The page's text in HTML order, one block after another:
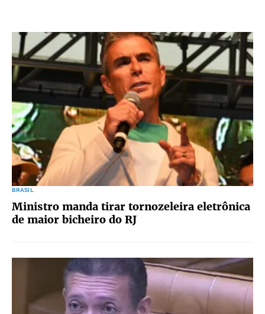
BRASIL
Ministro manda tirar tornozeleira eletrônica
de maior bicheiro do RJ